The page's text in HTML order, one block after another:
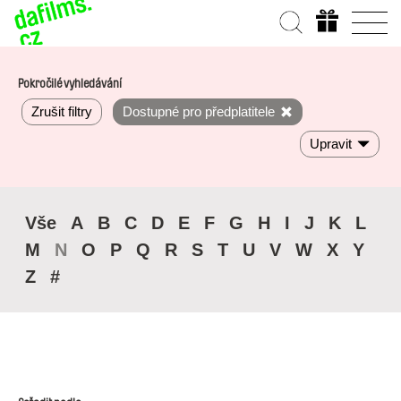
Pokročilé vyhledávání
Zrušit filtry Dostupné pro předplatitele
Upravit
Vše A B C D E F G H I J K
L
M
N O P Q R S T U V W X
Y
Z
#